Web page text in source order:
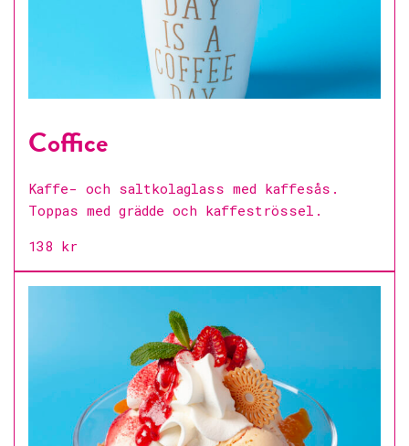
Coffice
Kaffe- och saltkolaglass med kaffesås.
Toppas med grädde och kaffeströssel.
138 kr